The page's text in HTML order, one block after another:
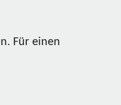
Für einen